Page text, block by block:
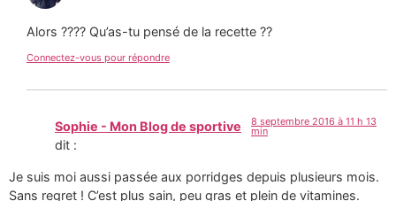
Alors ???? Qu’as-tu pensé de la recette ??
Connectez-vous pour répondre
Sophie - Mon Blog de sportive
dit :
8 septembre 2016 à 11 h 13
min
Je suis moi aussi passée aux porridges depuis plusieurs mois.
Sans regret ! C’est plus sain, peu gras et plein de vitamines.